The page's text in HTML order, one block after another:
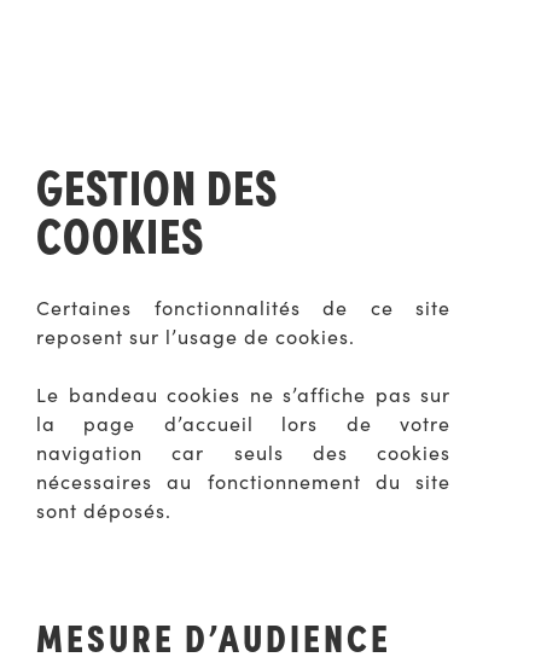
GESTION DES
COOKIES
Certaines fonctionnalités de ce site
reposent sur l’usage de cookies.
Le bandeau cookies ne s’affiche pas sur
la page d’accueil lors de votre
navigation car seuls des cookies
nécessaires au fonctionnement du site
sont déposés.
MESURE D’AUDIENCE